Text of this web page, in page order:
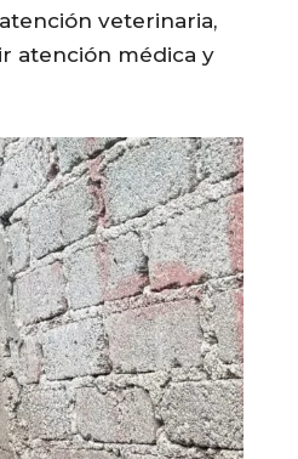
veterinaria,
atención médica y